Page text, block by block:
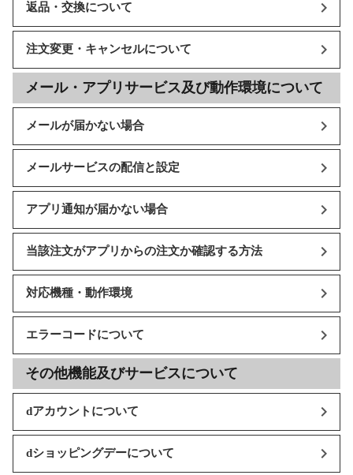
返品・交換について
注文変更・キャンセルについて
メール・アプリサービス及び動作環境について
メールが届かない場合
メールサービスの配信と設定
アプリ通知が届かない場合
当該注文がアプリからの注文か確認する方法
対応機種・動作環境
エラーコードについて
その他機能及びサービスについて
dアカウントについて
dショッピングデーについて